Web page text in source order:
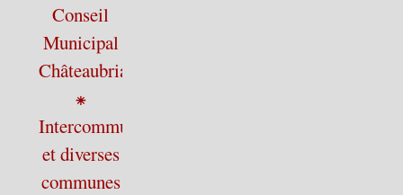
Conseil
Municipal
Châteaubriant
⁕
Intercommunalité
et diverses
communes